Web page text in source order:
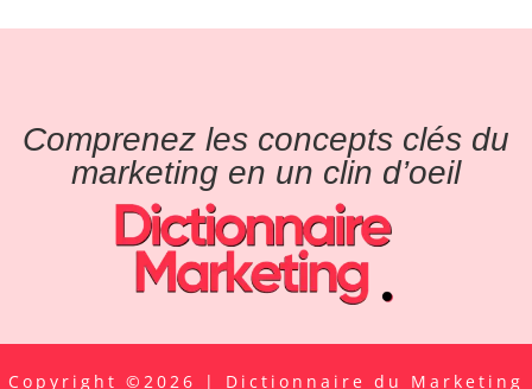
Comprenez les concepts clés du
marketing en un clin d’oeil
Copyright ©2026 | Dictionnaire du Marketing